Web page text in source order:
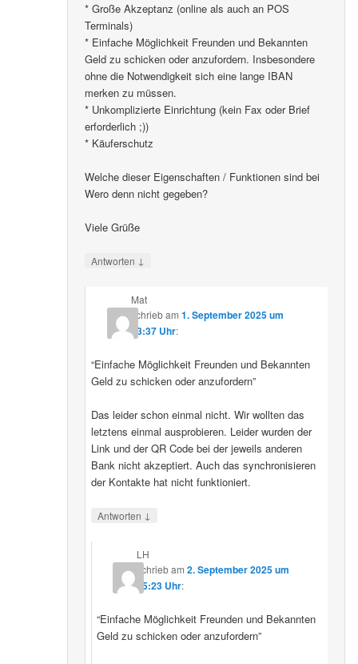
* Große Akzeptanz (online als auch an POS
Terminals)
* Einfache Möglichkeit Freunden und Bekannten
Geld zu schicken oder anzufordern. Insbesondere
ohne die Notwendigkeit sich eine lange IBAN
merken zu müssen.
* Unkomplizierte Einrichtung (kein Fax oder Brief
erforderlich ;))
* Käuferschutz
Welche dieser Eigenschaften / Funktionen sind bei
Wero denn nicht gegeben?
Viele Grüße
Antworten ↓
Mat
schriebam 1. September 2025 um
23:37 Uhr:
“Einfache Möglichkeit Freunden und Bekannten
Geld zu schicken oder anzufordern”
Das leider schon einmal nicht. Wir wollten das
letztens einmal ausprobieren. Leider wurden der
Link und der QR Code bei der jeweils anderen
Bank nicht akzeptiert. Auch das synchronisieren
der Kontakte hat nicht funktioniert.
Antworten ↓
LH
schriebam2. September 2025 um
15:23 Uhr:
“Einfache Möglichkeit Freunden und Bekannten
Geld zu schicken oder anzufordern”